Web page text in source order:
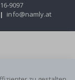
9097
| info@namly.at